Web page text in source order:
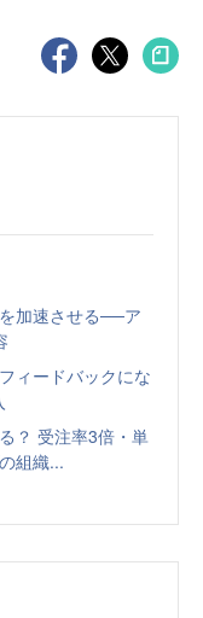
加速させる──ア
ィードバックにな
？ 受注率3倍・単
組織...